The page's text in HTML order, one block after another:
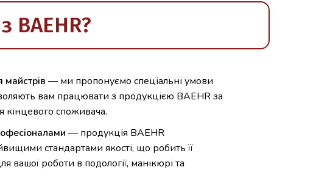
BAEHR?
майстрів — ми пропонуємо спеціальні умови
вам працювати з продукцією BAEHR за
кінцевого споживача.
— продукція BAEHR
стандартами якості, що робить її
вашої роботи в подології, манікюрі та